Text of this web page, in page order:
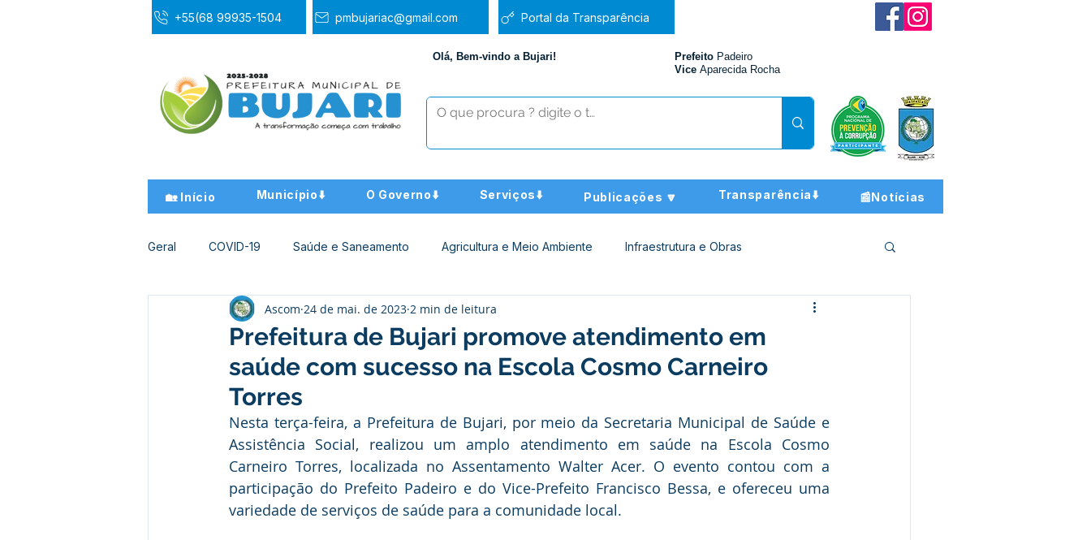
+55(68 99935-1504 pmbujariac@gmail.com Portal da Transparência
Olá, Bem-vindo a Bujari! Prefeito Padeiro
Vice Aparecida Rocha
🏡 Início Município⬇️ O Governo⬇️ Serviços⬇️ Publicações 🔽 Transparência⬇️ 📰Notícias
Geral COVID-19 Saúde e Saneamento Agricultura e Meio Ambiente Infraestrutura e Obras
Desporto Cultura e Lazer Educação Assistência Social
Institucional e Governo Campanhas Datas Comemorativas Vacinômetro Dengue
Convênios e Parcerias Comunicados e Avisos Emenda Parlamentar Comunidade Nota Pública
Licitações Alagação e Enchente Esporte Defesa civil No gabinete
Prefeitura de Bujari promove atendimento em
saúde com sucesso na Escola Cosmo Carneiro
Torres
Ascom 24 de mai. de 2023 2 min de leitura
Nesta terça-feira, a Prefeitura de Bujari, por meio da Secretaria Municipal de Saúde e
Assistência Social, realizou um amplo atendimento em saúde na Escola Cosmo
Carneiro Torres, localizada no Assentamento Walter Acer. O evento contou com a
participação do Prefeito Padeiro e do Vice-Prefeito Francisco Bessa, e ofereceu uma
variedade de serviços de saúde para a comunidade local.